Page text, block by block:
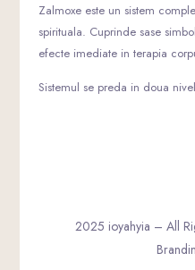
Zalmoxe este un sistem
spirituala. Cuprinde sase
efecte imediate in terapia
Sistemul se preda in doua
2025 ioyahyia – All